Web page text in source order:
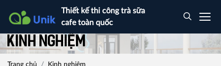
Thiết kế thi công trà sữa
cafe toàn quốc
Kinh nghiệm
Trang chủ
Kinh nghiệm